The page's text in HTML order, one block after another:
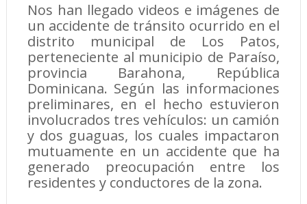
Nos han llegado videos e imágenes de
un accidente de tránsito ocurrido en el
distrito municipal de Los Patos,
perteneciente al municipio de Paraíso,
provincia Barahona, República
Dominicana. Según las informaciones
preliminares, en el hecho estuvieron
involucrados tres vehículos: un camión
y dos guaguas, los cuales impactaron
mutuamente en un accidente que ha
generado preocupación entre los
residentes y conductores de la zona.